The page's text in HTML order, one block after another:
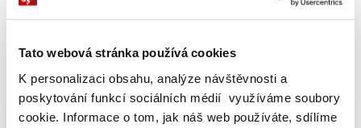
Tato webová stránka používá cookies
K personalizaci obsahu, analýze návštěvnosti a
poskytování funkcí sociálních médií využíváme soubory
cookie. Informace o tom, jak náš web používáte, sdílíme
Dokumenty ke stažení